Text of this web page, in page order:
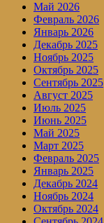
Май 2026
Февраль 2026
Январь 2026
Декабрь 2025
Ноябрь 2025
Октябрь 2025
Сентябрь 2025
Август 2025
Июль 2025
Июнь 2025
Май 2025
Март 2025
Февраль 2025
Январь 2025
Декабрь 2024
Ноябрь 2024
Октябрь 2024